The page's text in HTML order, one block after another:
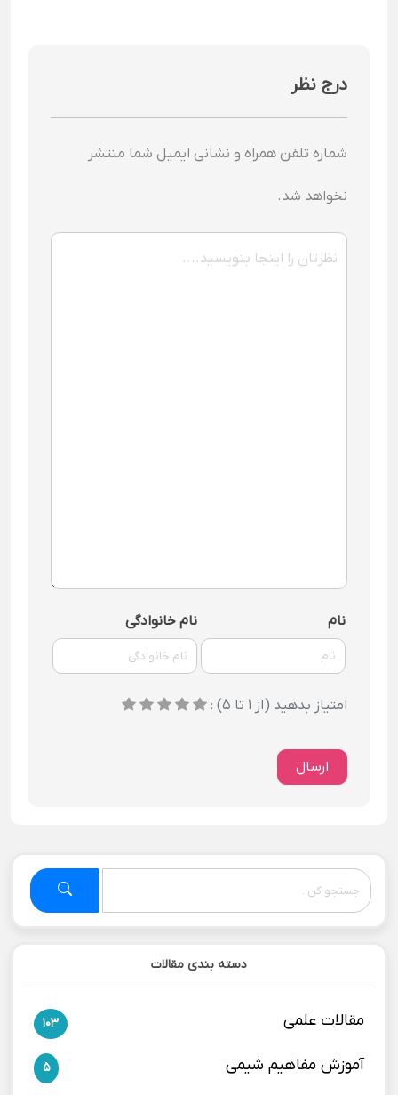
دسته بندی مقالات
مقالات علمی 103
آموزش مفاهیم شیمی 5
درج نظر
شماره تلفن همراه و نشانی ایمیل شما منتشر
نخواهد شد.
نام نام خانوادگی
امتیاز بدهید (از 1 تا 5) :
ارسال